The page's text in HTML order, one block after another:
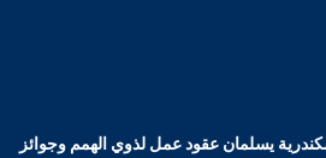
يسلمان عقود عمل لذوي الهمم وجوائز